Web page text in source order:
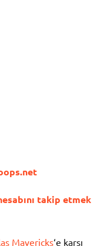
takip etmek
Mavericks‘e karşı